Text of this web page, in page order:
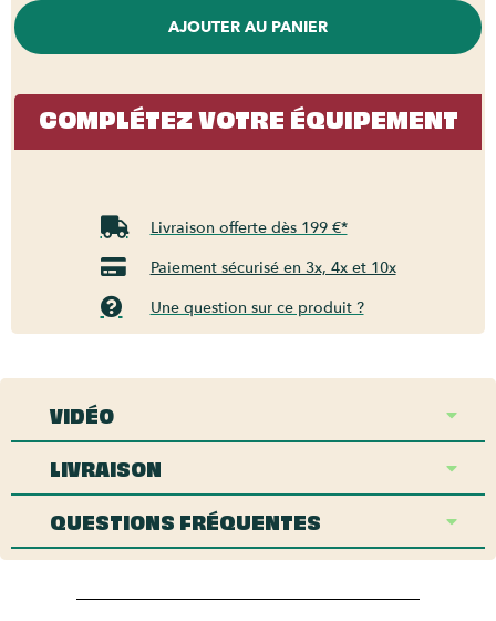
AJOUTER AU PANIER
COMPLÉTEZ VOTRE ÉQUIPEMENT
Livraison offerte dès 199 €*
Paiement sécurisé en 3x, 4x et 10x
Une question sur ce produit ?
VIDÉO
LIVRAISON
QUESTIONS FRÉQUENTES